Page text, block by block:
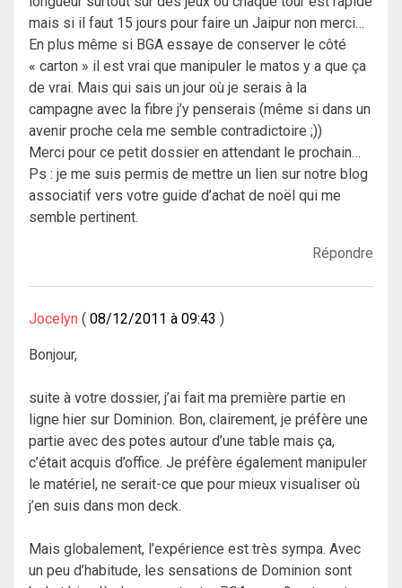
mais si il faut 15 jours pour faire un Jaipur non merci…
En plus même si BGA essaye de conserver le côté
« carton » il est vrai que manipuler le matos y a que ça
de vrai. Mais qui sais un jour où je serais à la
campagne avec la fibre j’y penserais (même si dans un
avenir proche cela me semble contradictoire ;))
Merci pour ce petit dossier en attendant le prochain…
Ps : je me suis permis de mettre un lien sur notre blog
associatif vers votre guide d’achat de noël qui me
semble pertinent.
Répondre
Jocelyn 08/12/2011 à 09:43
Bonjour,
suite à votre dossier, j’ai fait ma première partie en
ligne hier sur Dominion. Bon, clairement, je préfère une
partie avec des potes autour d’une table mais ça,
c’était acquis d’office. Je préfère également manipuler
le matériel, ne serait-ce que pour mieux visualiser où
j’en suis dans mon deck.
Mais globalement, l’expérience est très sympa. Avec
un peu d’habitude, les sensations de Dominion sont